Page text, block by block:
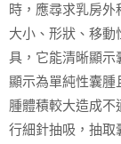
時，應尋求乳房
大小、形狀、移動
具，它能清晰顯示
顯示為單純性囊腫
腫體積較大造成
行細針抽吸，抽取